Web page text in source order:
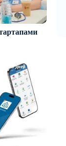
5 дней назад